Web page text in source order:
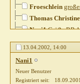
Froeschlein
Thomas Christine
Nani1 Größe RR
Thomas Christine
Sibilla Teichert
Ute BB
Sibilla Teichert
13.04.2002, 14:00
Nani1
Neuer Benutzer
Registriert seit
18.09.2001